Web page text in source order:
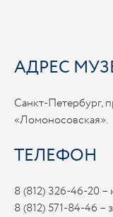
АДРЕС
Санкт-Петербург,
«Ломоносовская».
ТЕЛЕФОН
8 (812) 326-46-20 –
8 (812) 571-84-46 –